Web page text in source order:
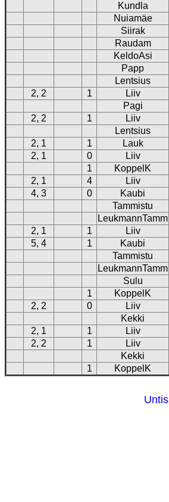
Kundla
Nuiamäe
Siirak
Raudam
KeldoAsi
Papp
Lentsius
2, 2
1 Liiv
Pagi
2, 2
1 Liiv
Lentsius
2, 1
1 Lauk
2, 1
0 Liiv
1
KoppelK
2, 1
4 Liiv
4, 3
0 Kaubi
Tammistu
LeukmannTamm
2, 1
1 Liiv
5, 4
1 Kaubi
Tammistu
LeukmannTamm
Sulu
1
KoppelK
2, 2
0 Liiv
Kekki
2, 1
1 Liiv
2, 2
1 Liiv
Kekki
1
KoppelK
Untis